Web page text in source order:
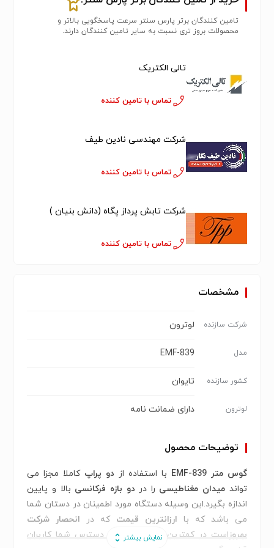
تامین کنندگان برتر پارس سنتر سرعت پاسخگویی بالاتر و
محصولات بروز تری نسبت به سایر تامین کنندگان دارند.
تالی الکتریک
تماس با تامین کننده
شرکت مهندسی نادین طیف
تماس با تامین کننده
شرکت تابش پرداز پگاه (دانش بنیان )
تماس با تامین کننده
مشخصات
شرکت سازنده لوترون
مدل EMF-839
کشور سازنده تایوان
لوترون دارای ضمانت نامه
توضیحات محصول
گوس متر EMF-839 با استفاده از دو پراپ کاملا مجزا می
تواند میدان مغناطیسی را در دو بازه فرکانسی بالا و پایین
اندازه بگیرد.این وسیله دستگاه مورد اطمینان در دستان شما
می باشد که با ارزانترین قیمت که در انحصار شرکت
بهروز است در کمترین زمان ممکن در دسترس شما کاربران